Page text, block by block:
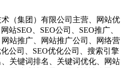
集团）有限公司主营、网站优
站SEO、SEO公司、SEO推广、
站推广、网站推广公司、网络营
公司、SEO优化公司、搜索引擎
关键词排名、关键词优化、网站